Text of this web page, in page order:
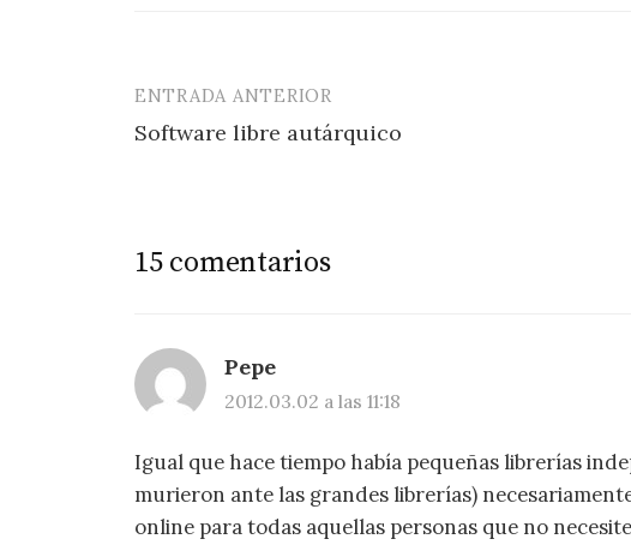
Navegación
de
ENTRADA ANTERIOR
Software libre autárquico
15 comentarios
Pepe
2012.03.02 a las 11:18
Igual que hace tiempo había pequeñas librerías
murieron ante las grandes librerías)
online para todas aquellas personas que no